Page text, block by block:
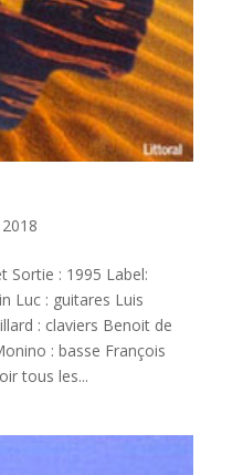
Sortie : 1995 Label:
Luc : guitares Luis
: claviers Benoit de
: basse François
tous les...